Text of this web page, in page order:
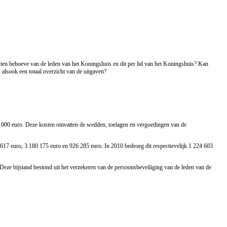
behoeve van de leden van het Koningshuis en dit per lid van het Koningshuis? Kan
een totaal overzicht van de uitgaven?
000 euro . Deze kosten omvatten de wedden, toelagen en vergoedingen van de
euro, 3 180 175 euro en 926 285 euro . In 2010 bedroeg dit respectievelijk 1 224 603
. Deze bijstand bestond uit het verzekeren van de persoonsbeveiliging van de leden van de